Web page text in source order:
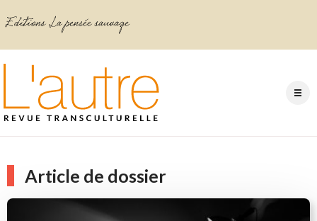
Article de dossier